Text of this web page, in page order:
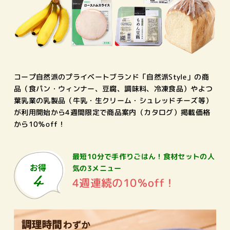
コープ自然派のプライベートブランド「自然派Style」の商
品（食パン・ウィンナー、豆腐、調味料、冷凍食品）やよつ
葉乳業の乳製品（牛乳・生クリーム・シュレッドチーズ等）
が利用開始から4週間限定で商品案内（カタログ）掲載価格
から10％off！
最短10分で手作りごはん！ 食材セットの人
気の3メニュー
4週連続の10％off！